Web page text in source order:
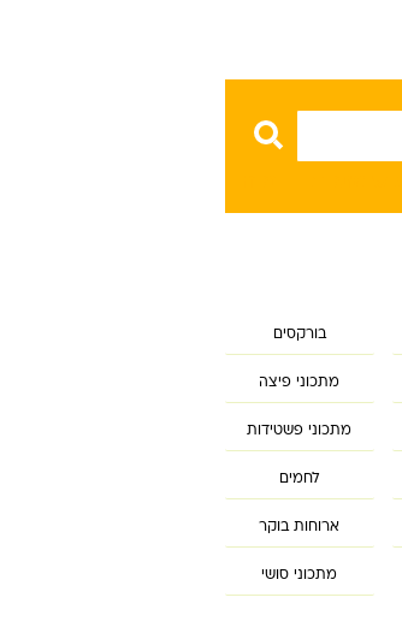
בורקסים
מתכוני פיצה
מתכוני פשטידות
לחמים
ארוחות בוקר
מתכוני סושי